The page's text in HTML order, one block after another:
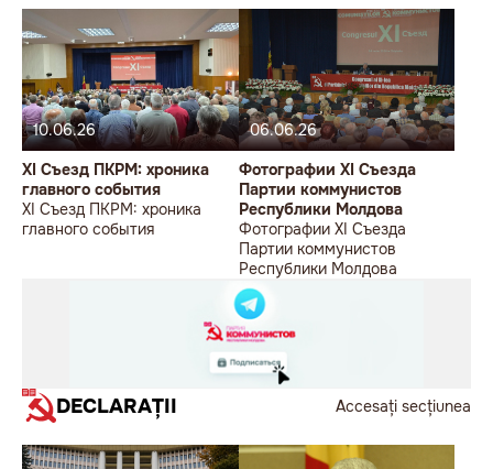
10.06.26
XI Съезд ПКРМ: хроника
главного события
XI Съезд ПКРМ: хроника
главного события
06.06.26
Фотографии XI Съезда
Партии коммунистов
Республики Молдова
Фотографии XI Съезда
Партии коммунистов
Республики Молдова
DECLARAȚII Accesați secțiunea